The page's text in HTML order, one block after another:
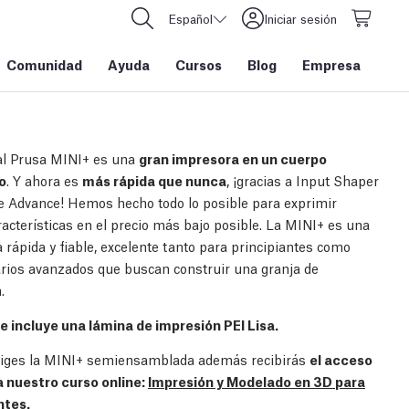
Español Iniciar sesión
Comunidad Ayuda Cursos Blog Empresa
Prusa MINI+ es una gran impresora en un cuerpo
. Y ahora es más rápida que nunca, ¡gracias a Input Shaper
Advance! Hemos hecho todo lo posible para exprimir
en el precio más bajo posible. La MINI+ es una
rápida y fiable, excelente tanto para principiantes como
avanzados que buscan construir una granja de
incluye una lámina de impresión PEI Lisa.
la MINI+ semiensamblada además recibirás el acceso
nuestro curso online: Impresión y Modelado en 3D para
.